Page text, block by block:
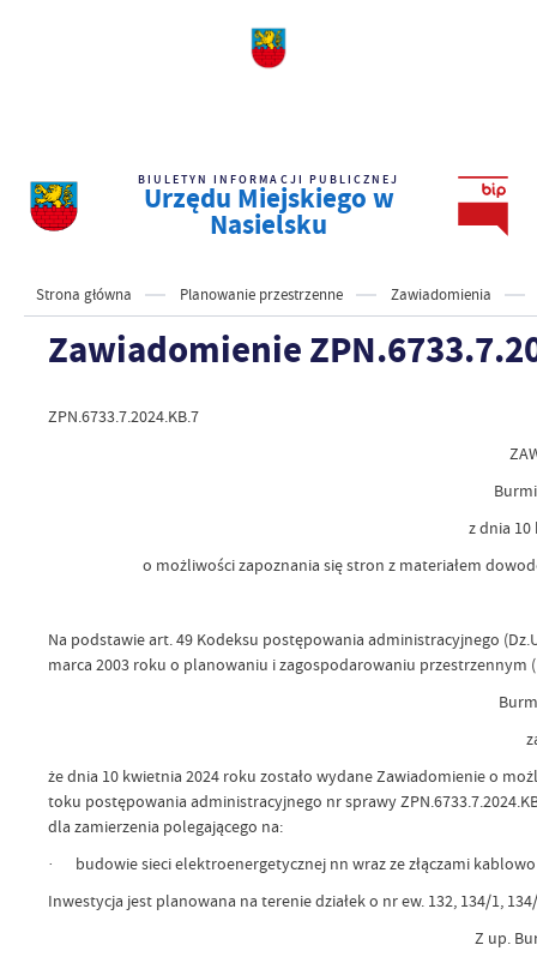
BIULETYN INFORMACJI PUBLICZNEJ
Urzędu Miejskiego w
Nasielsku
Strona główna Planowanie przestrzenne Zawiadomienia
Zawiadomienie
ZPN.6733.7.2024.KB.7
z dnia
o możliwości zapoznania się stron z materiałem
Na podstawie art. 49 Kodeksu postępowania administracyjnego
marca 2003 roku o planowaniu i zagospodarowaniu przestrzennym
że dnia 10 kwietnia 2024 roku zostało wydane Zawiadomienie o
toku postępowania administracyjnego nr sprawy
dla zamierzenia polegającego na:
· budowie sieci elektroenergetycznej nn wraz ze złączami
Inwestycja jest planowana na terenie działek o nr ew. 132, 134/1,
Z up.